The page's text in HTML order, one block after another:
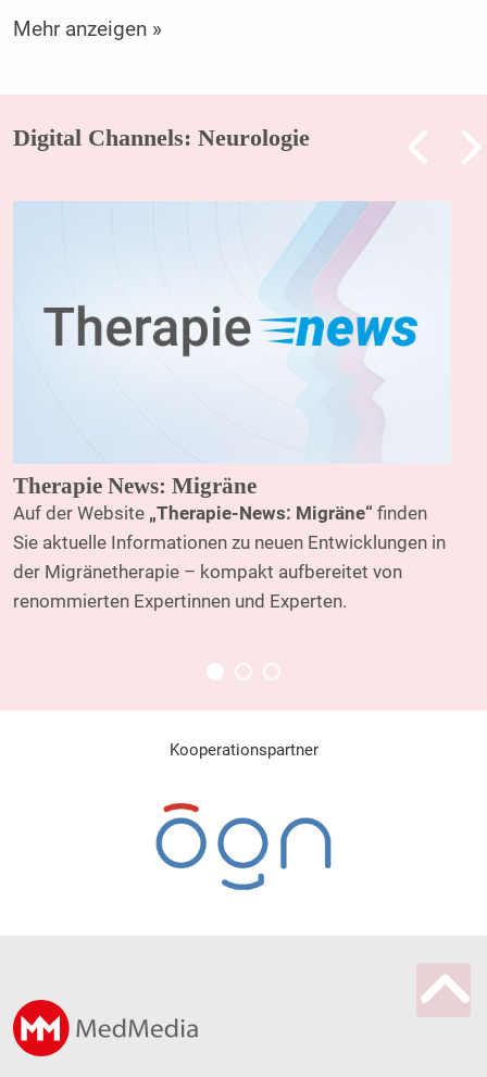
Mehr anzeigen »
Digital Channels: Neurologie
Therapie News: Migräne
Auf der Website „Therapie-News: Migräne“finden
Sie aktuelle Informationen zu neuen Entwicklungen in
der Migränetherapie – kompakt aufbereitet von
renommierten Expertinnen und Experten.
Kooperationspartner